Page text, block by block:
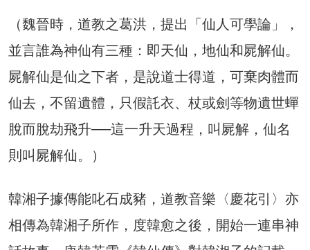
（魏晉時，道教之葛洪，提出「仙人可學論」，
並言誰為神仙有三種：即天仙，地仙和屍解仙。
屍解仙是仙之下者，是說道士得道，可棄肉體而
仙去，不留遺體，只假託衣、杖或劍等物遺世蟬
脫而脫劫飛升──這一升天過程，叫屍解，仙名
則叫屍解仙。）
韓湘子據傳能叱石成豬，道教音樂〈慶花引〉亦
相傳為韓湘子所作，度韓愈之後，開始一連串神